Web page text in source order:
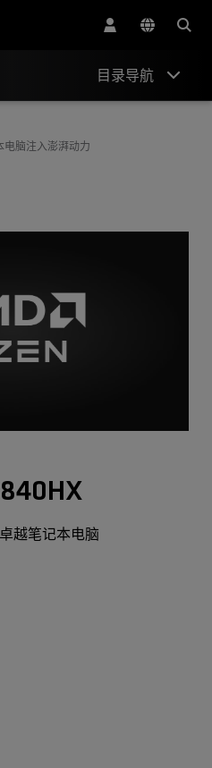
目录导航
脑注入澎湃动力
越笔记本电脑